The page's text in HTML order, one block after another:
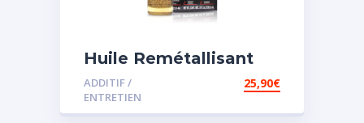
Huile Remétallisant
Moteur SMT2
ADDITIF /
ENTRETIEN
25,90€